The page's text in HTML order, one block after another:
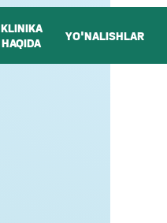
KLINIKA
HAQIDA
YO'NALISHLAR